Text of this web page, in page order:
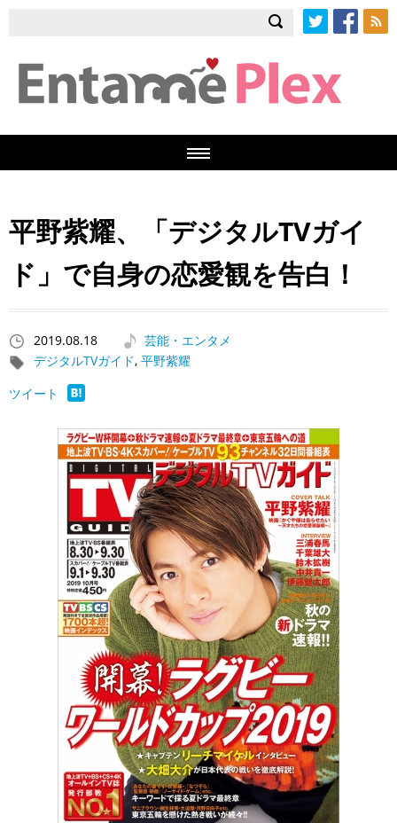
平野紫耀、「デジタルTVガイ
ド」で自身の恋愛観を告白！
2019.08.18
芸能・エンタメ
デジタルTVガイド, 平野紫耀
ツイート